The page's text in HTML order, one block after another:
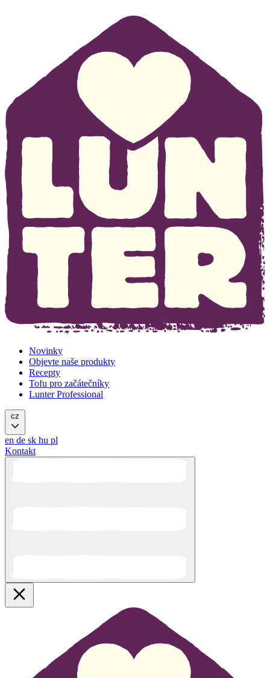
Novinky
Objevte naše produkty
Recepty
Tofu pro začátečníky
Lunter Professional
cz
en de sk hu pl
Kontakt